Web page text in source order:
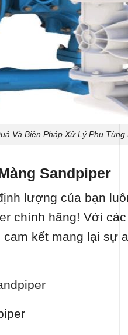
Và Biện Pháp Xử Lý Phụ
Sandpiper
lượng của bạn
chính hãng! Với
cam kết mang lại sự